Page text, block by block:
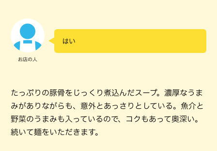
お店の人
はい
たっぷりの豚骨をじっくり煮込んだスープ。濃厚なうま
みがありながらも、意外とあっさりとしている。魚介と
野菜のうまみも入っているので、コクもあって奥深い。
続いて麺をいただきます。